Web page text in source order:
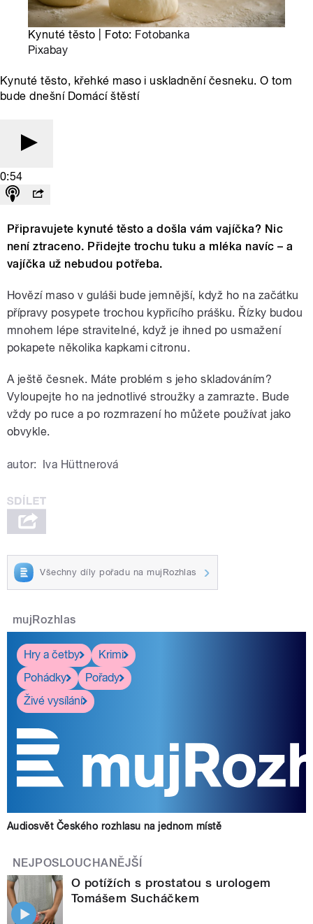
Kynuté těsto | Foto: Fotobanka
Pixabay
Kynuté těsto, křehké maso i uskladnění česneku. O tom
bude dnešní Domácí štěstí
0:54
Připravujete kynuté těsto a došla vám vajíčka? Nic
není ztraceno. Přidejte trochu tuku a mléka navíc – a
vajíčka už nebudou potřeba.
Hovězí maso v guláši bude jemnější, když ho na začátku
přípravy posypete trochou kypřicího prášku. Řízky budou
mnohem lépe stravitelné, když je ihned po usmažení
pokapete několika kapkami citronu.
A ještě česnek. Máte problém s jeho skladováním?
Vyloupejte ho na jednotlivé stroužky a zamrazte. Bude
vždy po ruce a po rozmrazení ho můžete používat jako
obvykle.
autor: Iva Hüttnerová
Všechny díly pořadu na mujRozhlas
mujRozhlas
Hry a četby
Krimi
Pohádky
Pořady
Živé vysílání
Audiosvět Českého rozhlasu na jednom místě
NEJPOSLOUCHANĚJŠÍ
O potížích s prostatou s urologem
Tomášem Sucháčkem